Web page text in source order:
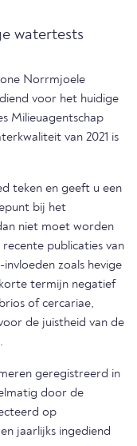
watertests
Norrmjoele
voor het huidige
Milieuagentschap
van 2021 is
teken en geeft u een
bij het
niet moet worden
publicaties van
zoals hevige
termijn negatief
of cercariae,
de juistheid van de
geregistreerd in
door de
op
jaarlijks ingediend